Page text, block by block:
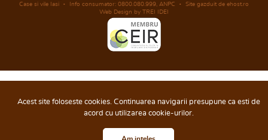
Case si vile Iasi
Info consumator: 0800.080.999, ANPC
Site gazduit de ehost.ro
Web Design by TREI IDEI
Acest site foloseste cookies. Continuarea navigarii presupune ca esti de
acord cu utilizarea cookie-urilor.